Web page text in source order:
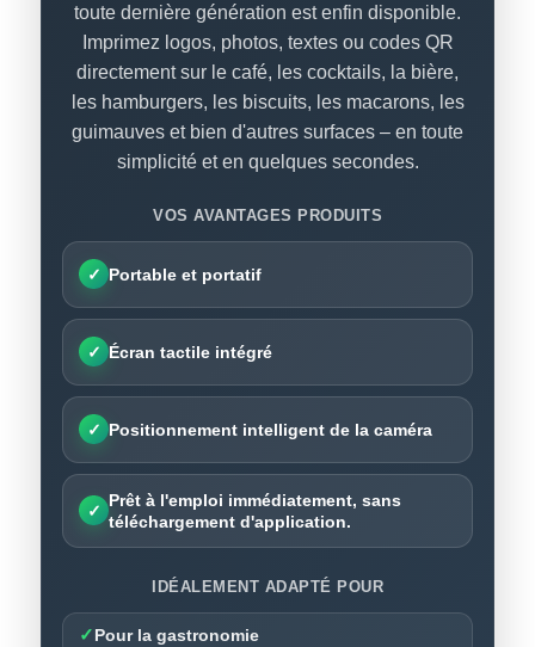
toute dernière génération est enfin disponible.
Imprimez logos, photos, textes ou codes QR
directement sur le café, les cocktails, la bière,
les hamburgers, les biscuits, les macarons, les
guimauves et bien d'autres surfaces – en toute
simplicité et en quelques secondes.
VOS AVANTAGES PRODUITS
✓ Portable et portatif
✓ Écran tactile intégré
✓ Positionnement intelligent de la caméra
✓
Prêt à l'emploi immédiatement, sans
téléchargement d'application.
IDÉALEMENT ADAPTÉ POUR
✓Pour la gastronomie